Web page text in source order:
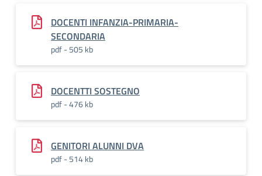
DOCENTI INFANZIA-PRIMARIA-
SECONDARIA
pdf - 505 kb
DOCENTTI SOSTEGNO
pdf - 476 kb
GENITORI ALUNNI DVA
pdf - 514 kb